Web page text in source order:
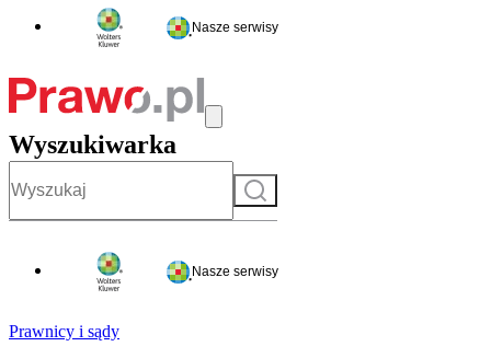
Nasze serwisy
Wyszukiwarka
Szukaj
Nasze serwisy
Prawnicy i sądy